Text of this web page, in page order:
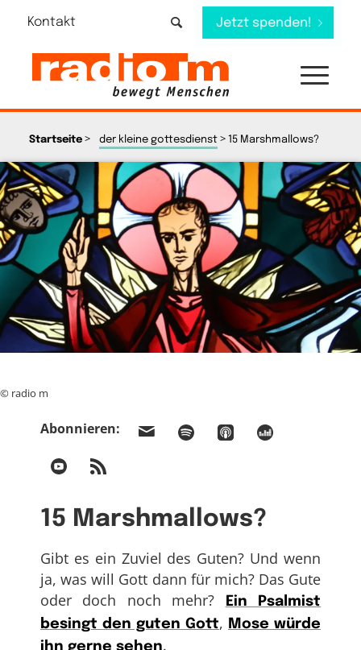
Kontakt Jetzt spenden!
Startseite> der kleine gottesdienst> 15 Marshmallows?
© radio m
Abonnieren:
15 Marshmallows?
Gibt es ein Zuviel des Guten? Und wenn
ja, was will Gott dann für mich? Das Gute
oder doch noch mehr?
Ein Psalmist
besingt den guten Gott, Mose würde
ihn gerne sehen.